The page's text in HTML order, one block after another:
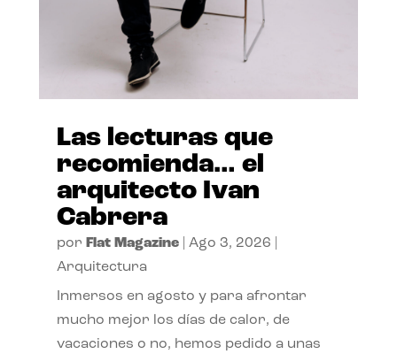
Las lecturas que
recomienda… el
arquitecto Ivan
Cabrera
por Flat Magazine| Ago 3, 2026
Arquitectura
Inmersos en agosto y para afrontar
mucho mejor los días de calor, de
vacaciones o no, hemos pedido a unas